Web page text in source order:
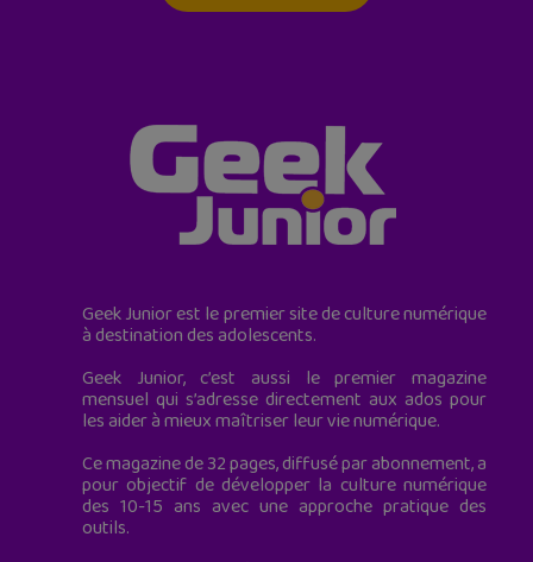
Geek Junior est le premier site de culture numérique
à destination des adolescents.
Geek Junior, c’est aussi le premier magazine
mensuel qui s’adresse directement aux ados pour
les aider à mieux maîtriser leur vie numérique.
Ce magazine de 32 pages, diffusé par abonnement, a
pour objectif de développer la culture numérique
des 10-15 ans avec une approche pratique des
outils.